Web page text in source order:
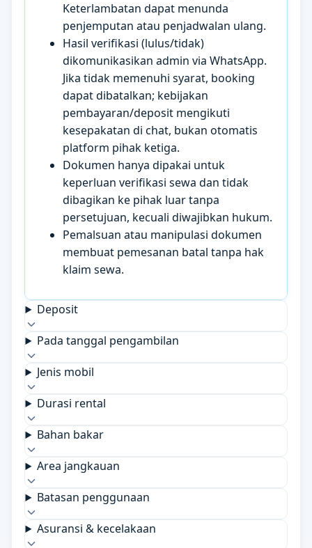
Keterlambatan dapat menunda
penjemputan atau penjadwalan ulang.
Hasil verifikasi (lulus/tidak)
dikomunikasikan admin via WhatsApp.
Jika tidak memenuhi syarat, booking
dapat dibatalkan; kebijakan
pembayaran/deposit mengikuti
kesepakatan di chat, bukan otomatis
platform pihak ketiga.
Dokumen hanya dipakai untuk
keperluan verifikasi sewa dan tidak
dibagikan ke pihak luar tanpa
persetujuan, kecuali diwajibkan hukum.
Pemalsuan atau manipulasi dokumen
membuat pemesanan batal tanpa hak
klaim sewa.
Deposit
Pada tanggal pengambilan
Jenis mobil
Durasi rental
Bahan bakar
Area jangkauan
Batasan penggunaan
Asuransi & kecelakaan